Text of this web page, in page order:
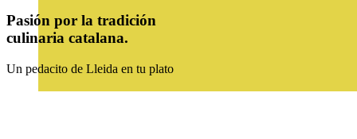
Pasión por la tradición
culinaria catalana.
Un pedacito de Lleida en tu plato